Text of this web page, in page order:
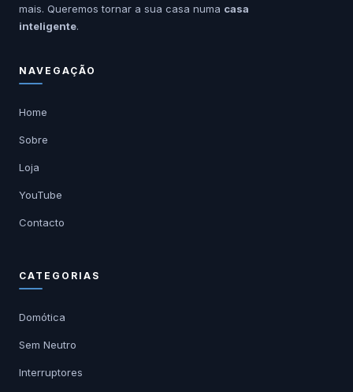
mais. Queremos tornar a sua casa numa casa
inteligente.
NAVEGAÇÃO
Home
Sobre
Loja
YouTube
Contacto
CATEGORIAS
Domótica
Sem Neutro
Interruptores